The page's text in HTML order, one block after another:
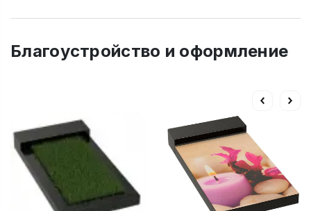
Благоустройство и оформление